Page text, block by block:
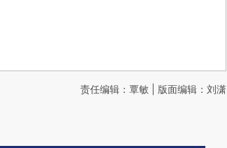
责任编辑：覃敏 | 版面编辑：刘潇